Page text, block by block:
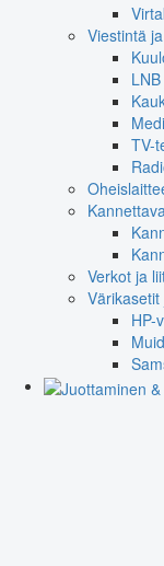
Viestintä
TV-
Verkot ja
HP-